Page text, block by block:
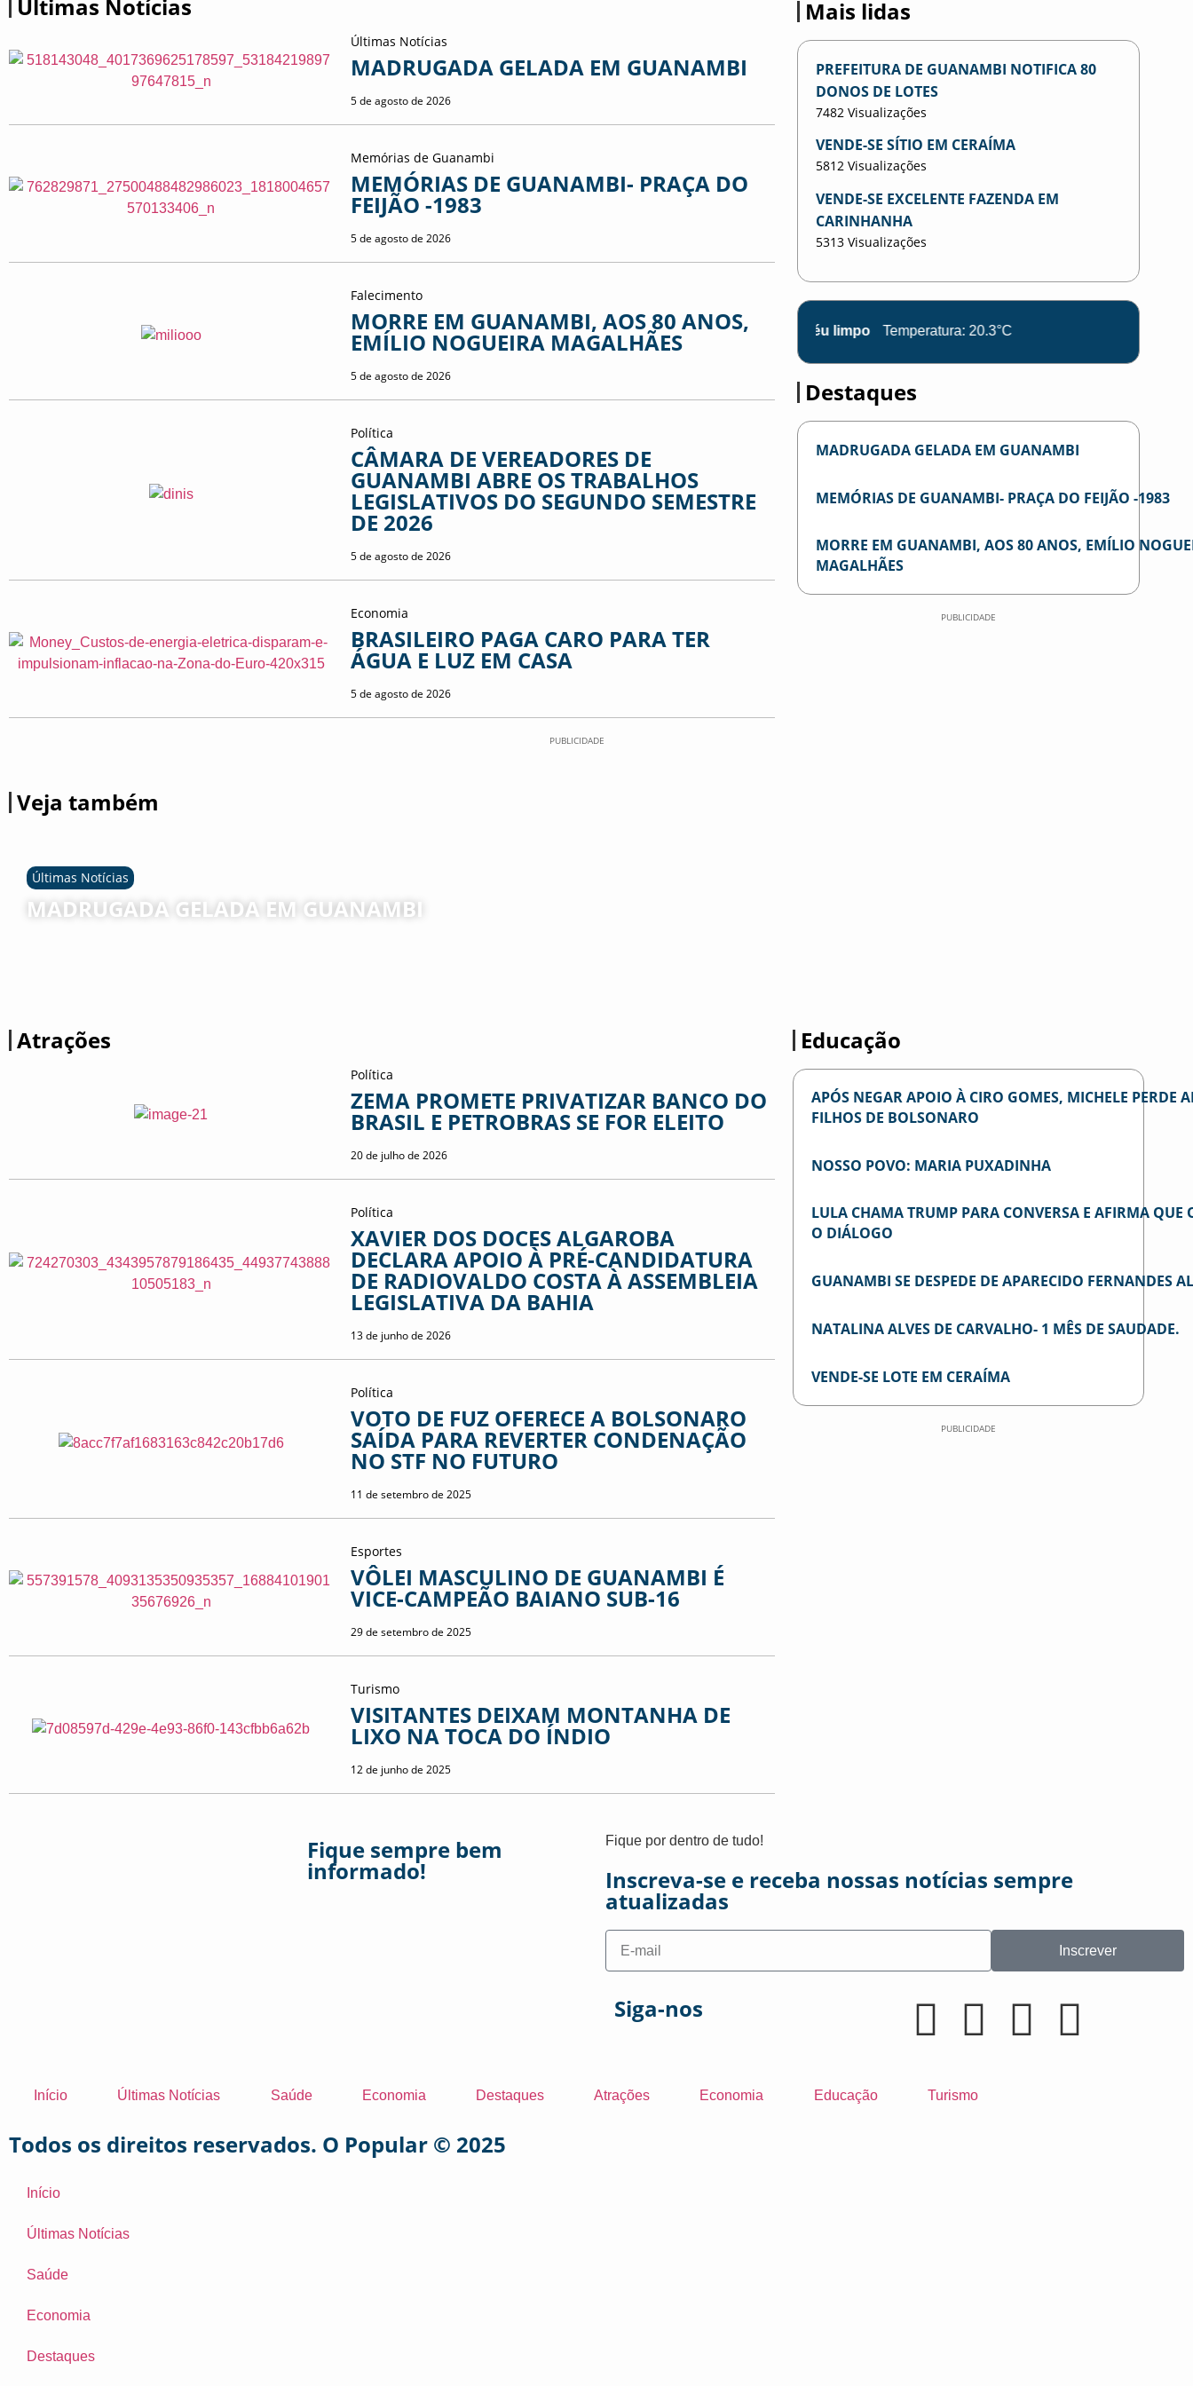
Últimas Notícias
Últimas Notícias
MADRUGADA GELADA EM GUANAMBI
5 de agosto de 2026
Memórias de Guanambi
MEMÓRIAS DE GUANAMBI- PRAÇA DO
FEIJÃO -1983
5 de agosto de 2026
Falecimento
MORRE EM GUANAMBI, AOS 80 ANOS,
EMÍLIO NOGUEIRA MAGALHÃES
5 de agosto de 2026
Política
CÂMARA DE VEREADORES DE
GUANAMBI ABRE OS TRABALHOS
LEGISLATIVOS DO SEGUNDO SEMESTRE
DE 2026
5 de agosto de 2026
Economia
BRASILEIRO PAGA CARO PARA TER
ÁGUA E LUZ EM CASA
5 de agosto de 2026
Mais lidas
PREFEITURA DE GUANAMBI NOTIFICA 80
DONOS DE LOTES
7482 Visualizações
VENDE-SE SÍTIO EM CERAÍMA
5812 Visualizações
VENDE-SE EXCELENTE FAZENDA EM
CARINHANHA
5313 Visualizações
Clima em Columbus - céu limpo Temperatura: 20.3°C
Destaques
MADRUGADA GELADA EM GUANAMBI
MEMÓRIAS DE GUANAMBI- PRAÇA DO FEIJÃO -1983
MORRE EM GUANAMBI, AOS 80 ANOS, EMÍLIO
MAGALHÃES
PUBLICIDADE
PUBLICIDADE
Veja também
Últimas Notícias
MADRUGADA GELADA EM GUANAMBI
Atrações
Política
ZEMA PROMETE PRIVATIZAR BANCO DO
BRASIL E PETROBRAS SE FOR ELEITO
20 de julho de 2026
Política
XAVIER DOS DOCES ALGAROBA
DECLARA APOIO À PRÉ-CANDIDATURA
DE RADIOVALDO COSTA À ASSEMBLEIA
LEGISLATIVA DA BAHIA
13 de junho de 2026
Política
VOTO DE FUZ OFERECE A BOLSONARO
SAÍDA PARA REVERTER CONDENAÇÃO
NO STF NO FUTURO
11 de setembro de 2025
Esportes
VÔLEI MASCULINO DE GUANAMBI É
VICE-CAMPEÃO BAIANO SUB-16
29 de setembro de 2025
Turismo
VISITANTES DEIXAM MONTANHA DE
LIXO NA TOCA DO ÍNDIO
12 de junho de 2025
Educação
APÓS NEGAR APOIO À CIRO GOMES, MICHELE PERDE
FILHOS DE BOLSONARO
NOSSO POVO: MARIA PUXADINHA
LULA CHAMA TRUMP PARA CONVERSA E AFIRMA QUE
O DIÁLOGO
GUANAMBI SE DESPEDE DE APARECIDO FERNANDES
NATALINA ALVES DE CARVALHO- 1 MÊS DE SAUDADE.
VENDE-SE LOTE EM CERAÍMA
PUBLICIDADE
Fique sempre bem
informado!
Fique por dentro de tudo!
Inscreva-se e receba nossas notícias sempre
atualizadas
Inscrever
Siga-nos
Início Últimas Notícias Saúde Economia Destaques Atrações Economia Educação Turismo
Todos os direitos reservados. O Popular © 2025
Início
Últimas Notícias
Saúde
Economia
Destaques